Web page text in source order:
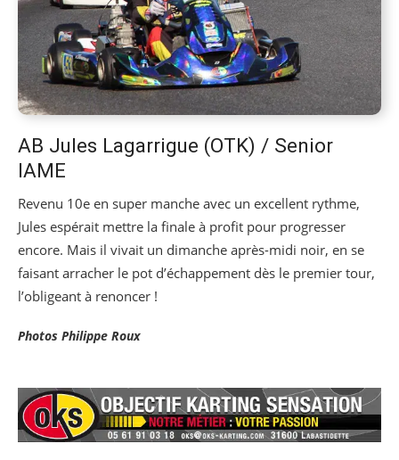
AB Jules Lagarrigue (OTK) / Senior
IAME
Revenu 10e en super manche avec un excellent rythme,
Jules espérait mettre la finale à profit pour progresser
encore. Mais il vivait un dimanche après-midi noir, en se
faisant arracher le pot d’échappement dès le premier tour,
l’obligeant à renoncer !
Photos Philippe Roux